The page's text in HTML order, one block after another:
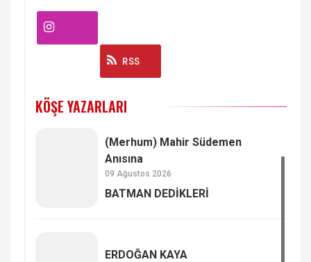
RSS
KÖŞE YAZARLARI
(Merhum) Mahir Südemen
Anısına
09 Ağustos 2026
BATMAN DEDİKLERİ
ERDOĞAN KAYA